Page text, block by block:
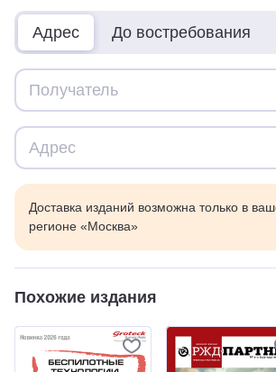
Адрес До востребования
Доставка изданий возможна только в
регионе «Москва»
Похожие издания